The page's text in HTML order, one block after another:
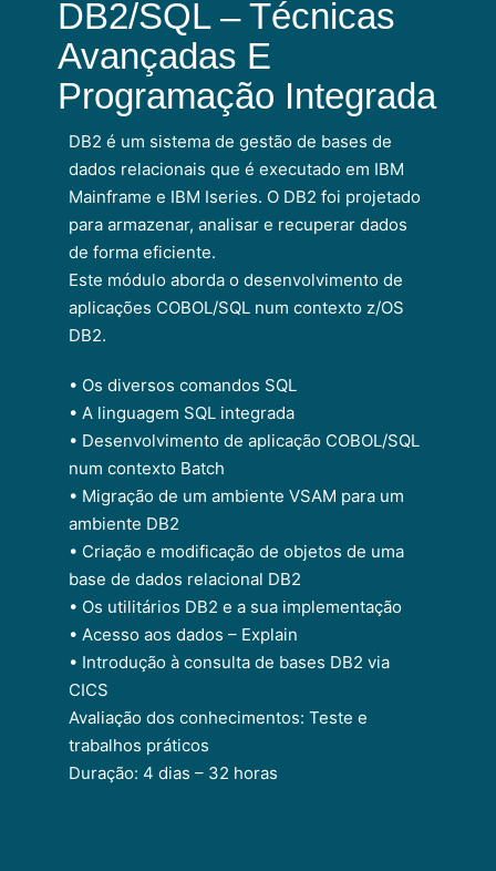
DB2/SQL – Técnicas
Avançadas E
Programação Integrada
DB2 é um sistema de gestão de bases de
dados relacionais que é executado em IBM
Mainframe e IBM Iseries. O DB2 foi projetado
para armazenar, analisar e recuperar dados
de forma eficiente.
Este módulo aborda o desenvolvimento de
aplicações COBOL/SQL num contexto z/OS
DB2.
• Os diversos comandos SQL
• A linguagem SQL integrada
• Desenvolvimento de aplicação COBOL/SQL
num contexto Batch
• Migração de um ambiente VSAM para um
ambiente DB2
• Criação e modificação de objetos de uma
base de dados relacional DB2
• Os utilitários DB2 e a sua implementação
• Acesso aos dados – Explain
• Introdução à consulta de bases DB2 via
CICS
Avaliação dos conhecimentos: Teste e
trabalhos práticos
Duração: 4 dias – 32 horas